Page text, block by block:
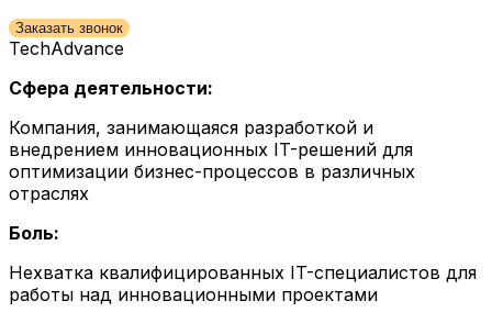
Заказать звонок
TechAdvance
Сфера деятельности:
Компания, занимающаяся разработкой и
внедрением инновационных IT-решений для
оптимизации бизнес-процессов в различных
отраслях
Боль:
Нехватка квалифицированных IT-специалистов для
работы над инновационными проектами